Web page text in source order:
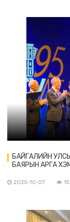
БАЙГАЛИЙН
БАЯРЫН АРГА
2025-10-07